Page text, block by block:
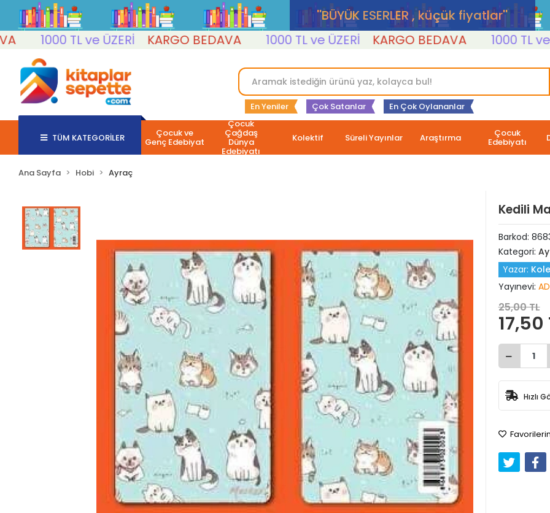
''BÜYÜK ESERLER , küçük fiyatlar''
1000 TL ve ÜZERİ
KARGO BEDAVA 1000 TL ve ÜZERİ KARGO BEDAVA 1000 TL ve
En Yeniler Çok Satanlar En Çok Oylananlar
TÜM KATEGORİLER Çocuk ve
Genç Edebiyat
Çocuk
Çağdaş
Dünya
Edebiyatı
Kolektif Süreli Yayınlar Araştırma Çocuk
Edebiyatı
Ana Sayfa Hobi Ayraç
Kedili
Barkod:
Kategori:
Yazar:
Yayınevi:
25,00 TL
17,50
Hızlı